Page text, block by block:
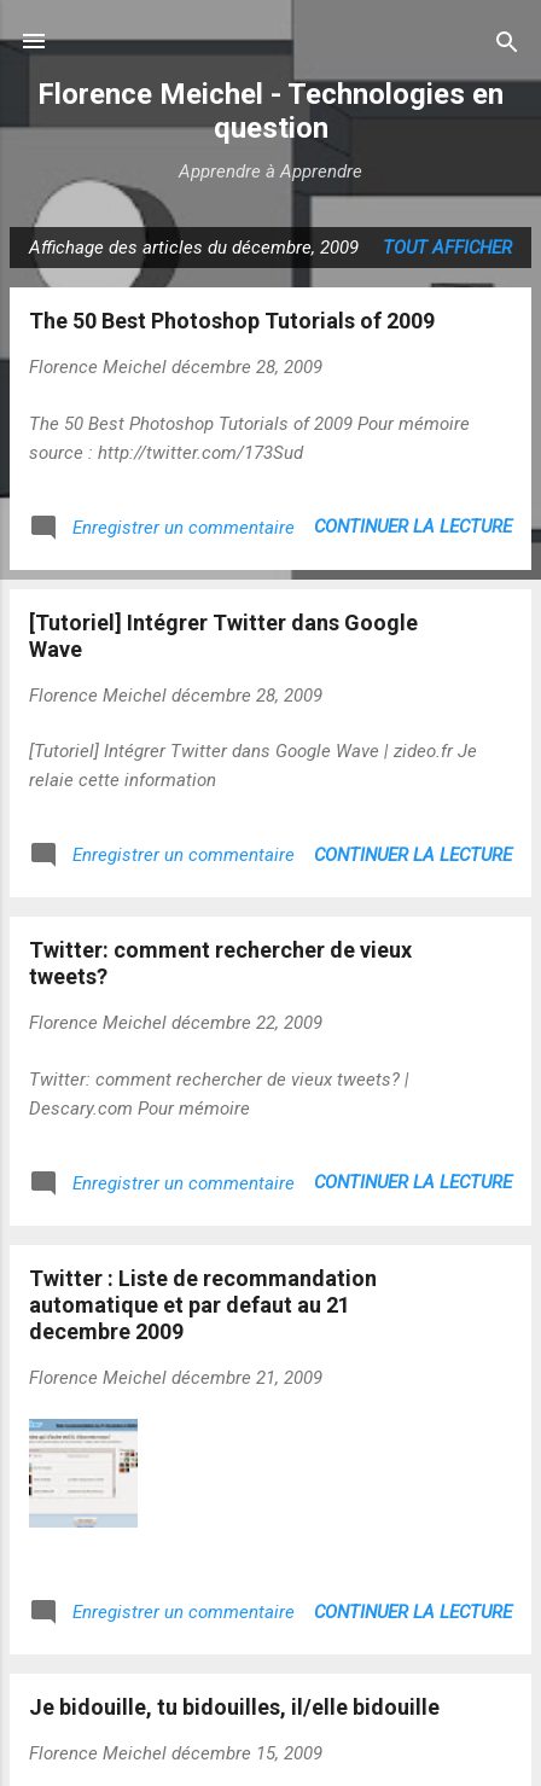
Florence Meichel - Technologies en
question
Apprendre à Apprendre
A
r
Affichage des articles du décembre, 2009 TOUT AFFICHER
The 50 Best Photoshop Tutorials of 2009
Florence Meichel décembre 28, 2009
The 50 Best Photoshop Tutorials of 2009 Pour mémoire
source : http://twitter.com/173Sud
Enregistrer un commentaire CONTINUER LA LECTURE
[Tutoriel] Intégrer Twitter dans Google
Wave
Florence Meichel décembre 28, 2009
[Tutoriel] Intégrer Twitter dans Google Wave | zideo.fr Je
relaie cette information
Enregistrer un commentaire CONTINUER LA LECTURE
Twitter: comment rechercher de vieux
tweets?
Florence Meichel décembre 22, 2009
Twitter: comment rechercher de vieux tweets? |
Descary.com Pour mémoire
Enregistrer un commentaire CONTINUER LA LECTURE
Twitter : Liste de recommandation
automatique et par defaut au 21
decembre 2009
Florence Meichel décembre 21, 2009
Enregistrer un commentaire CONTINUER LA LECTURE
Je bidouille, tu bidouilles, il/elle bidouille
Florence Meichel décembre 15, 2009